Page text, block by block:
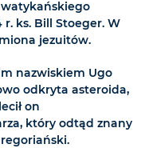
watykańskiego
r. ks. Bill Stoeger. W
jezuitów.
nazwiskiem Ugo
odkryta asteroida,
on
który odtąd znany